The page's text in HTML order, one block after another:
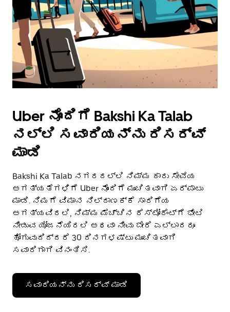
Uber ನೊಂದಿಗೆ Bakshi Ka Talab
ನಲ್ಲಿ ಸವಾರಿಯನ್ನು ರಿಸರ್ವ್
ಮಾಡಿ
Bakshi Ka Talab ನಗರದಲ್ಲಿ ನಿಮ್ಮ ಕಾರು ಸೇವೆಯ
ಅಗತ್ಯತೆಗಳಿಗೆ Uber ನೊಂದಿಗೆ ಮುಂಚಿತವಾಗಿ ಏರ್ಪಾಟು
ಮಾಡಿ. ನಿಮಗೆ ವಿಮಾನ ನಿಲ್ದಾಣಕ್ಕೆ ಸಾರಿಗೆಯ
ಅಗತ್ಯವಿರಲಿ, ನಿಮ್ಮ ಮೆಚ್ಚಿನ ರೆಸ್ಟೋರೆಂಟ್‌ಗೆ ಭೇಟಿ
ನೀಡುವ ಯೋಜನೆಯಿರಲಿ ಅಥವಾ ನೀವು ಬೇರೆ ಎಲ್ಲಾದರೂ
ಹೋಗುವುದಿದ್ದರೆ 30 ದಿನಗಳಷ್ಟು ಮುಂಚಿತವಾಗಿ
ಸವಾರಿಗಾಗಿ ವಿನಂತಿಸಿ.
ಸವಾರಿಯನ್ನು ರಿಸರ್ವ್ ಮಾಡಿ